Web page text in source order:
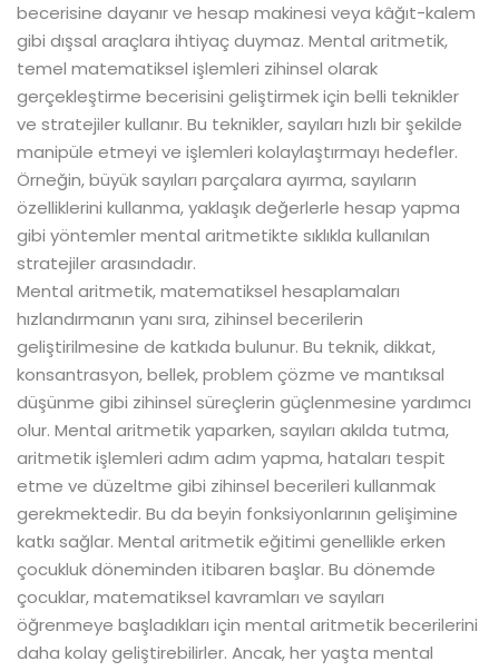
becerisine dayanır ve hesap makinesi veya kâğıt-kalem
gibi dışsal araçlara ihtiyaç duymaz. Mental aritmetik,
temel matematiksel işlemleri zihinsel olarak
gerçekleştirme becerisini geliştirmek için belli teknikler
ve stratejiler kullanır. Bu teknikler, sayıları hızlı bir şekilde
manipüle etmeyi ve işlemleri kolaylaştırmayı hedefler.
Örneğin, büyük sayıları parçalara ayırma, sayıların
özelliklerini kullanma, yaklaşık değerlerle hesap yapma
gibi yöntemler mental aritmetikte sıklıkla kullanılan
stratejiler arasındadır.
Mental aritmetik, matematiksel hesaplamaları
hızlandırmanın yanı sıra, zihinsel becerilerin
geliştirilmesine de katkıda bulunur. Bu teknik, dikkat,
konsantrasyon, bellek, problem çözme ve mantıksal
düşünme gibi zihinsel süreçlerin güçlenmesine yardımcı
olur. Mental aritmetik yaparken, sayıları akılda tutma,
aritmetik işlemleri adım adım yapma, hataları tespit
etme ve düzeltme gibi zihinsel becerileri kullanmak
gerekmektedir. Bu da beyin fonksiyonlarının gelişimine
katkı sağlar. Mental aritmetik eğitimi genellikle erken
çocukluk döneminden itibaren başlar. Bu dönemde
çocuklar, matematiksel kavramları ve sayıları
öğrenmeye başladıkları için mental aritmetik becerilerini
daha kolay geliştirebilirler. Ancak, her yaşta mental